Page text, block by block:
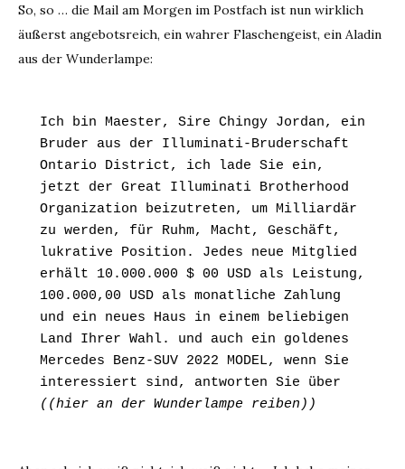
So, so … die Mail am Morgen im Postfach ist nun wirklich
äußerst angebotsreich, ein wahrer Flaschengeist, ein Aladin
aus der Wunderlampe:
Ich bin Maester, Sire Chingy Jordan, ein
Bruder aus der Illuminati-Bruderschaft
Ontario District, ich lade Sie ein,
jetzt der Great Illuminati Brotherhood
Organization beizutreten, um Milliardär
zu werden, für Ruhm, Macht, Geschäft,
lukrative Position. Jedes neue Mitglied
erhält 10.000.000 $ 00 USD als Leistung,
100.000,00 USD als monatliche Zahlung
und ein neues Haus in einem beliebigen
Land Ihrer Wahl. und auch ein goldenes
Mercedes Benz-SUV 2022 MODEL, wenn Sie
((hier an der Wunderlampe reiben))